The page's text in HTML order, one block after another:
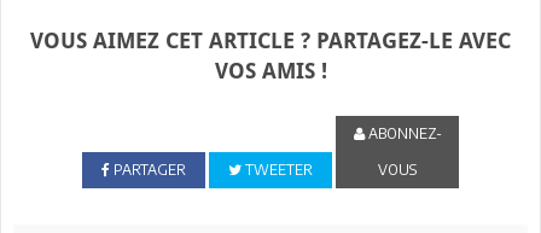
VOUS AIMEZ CET ARTICLE ? PARTAGEZ-LE AVEC
VOS AMIS !
PARTAGER TWEETER
ABONNEZ-
VOUS